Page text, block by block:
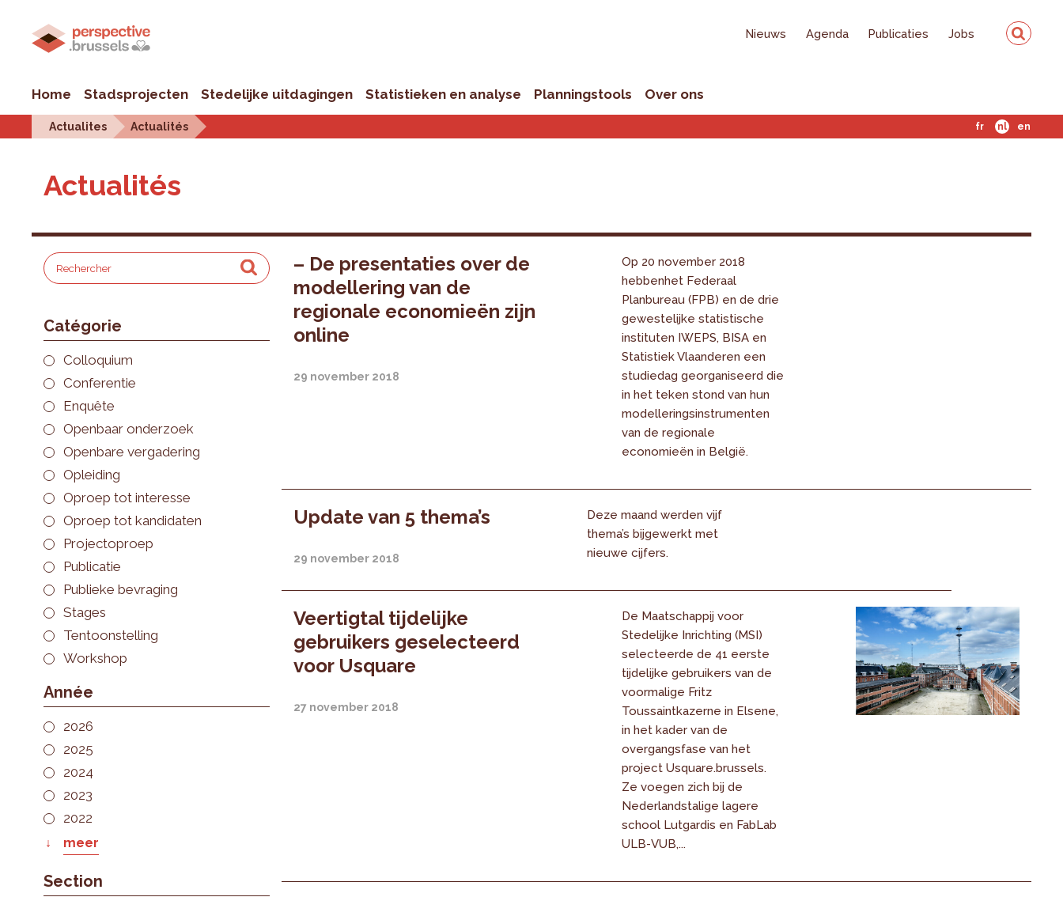
Nieuws Agenda Publicaties Jobs
Home Stadsprojecten Stedelijke uitdagingen Statistieken en analyse Planningstools Over ons
Actualites Actualités fr nl en
Actualités
Catégorie
Colloquium
Conferentie
Enquête
Openbaar onderzoek
Openbare vergadering
Opleiding
Oproep tot interesse
Oproep tot kandidaten
Projectoproep
Publicatie
Publieke bevraging
Stages
Tentoonstelling
Workshop
Année
2026
2025
2024
2023
2022
meer
Section
– De presentaties over de
modellering van de
regionale economieën zijn
online
29 november 2018
Op 20 november 2018
hebbenhet Federaal
Planbureau (FPB) en de drie
gewestelijke statistische
instituten IWEPS, BISA en
Statistiek Vlaanderen een
studiedag georganiseerd die
in het teken stond van hun
modelleringsinstrumenten
van de regionale
economieën in België.
Update van 5 thema’s
29 november 2018
Deze maand werden vijf
thema’s bijgewerkt met
nieuwe cijfers.
Veertigtal tijdelijke
gebruikers geselecteerd
voor Usquare
27 november 2018
De Maatschappij voor
Stedelijke Inrichting (MSI)
selecteerde de 41 eerste
tijdelijke gebruikers van de
voormalige Fritz
Toussaintkazerne in Elsene,
in het kader van de
overgangsfase van het
project Usquare.brussels.
Ze voegen zich bij de
Nederlandstalige lagere
school Lutgardis en FabLab
ULB-VUB,...